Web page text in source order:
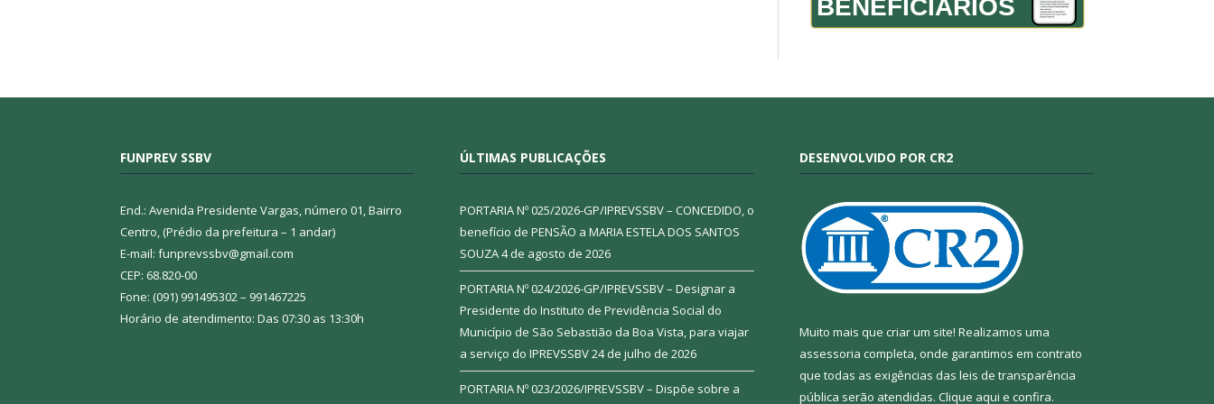
BENEFICIÁRIOS
FUNPREV SSBV
End.: Avenida Presidente Vargas, número 01, Bairro
Centro, (Prédio da prefeitura – 1 andar)
E-mail: funprevssbv@gmail.com
CEP: 68.820-00
Fone: (091) 991495302 – 991467225
Horário de atendimento: Das 07:30 as 13:30h
ÚLTIMAS PUBLICAÇÕES
PORTARIA Nº 025/2026-GP/IPREVSSBV – CONCEDIDO, o
benefício de PENSÃO a MARIA ESTELA DOS SANTOS
SOUZA4 de agosto de 2026
PORTARIA Nº 024/2026-GP/IPREVSSBV – Designar a
Presidente do Instituto de Previdência Social do
Município de São Sebastião da Boa Vista, para viajar
a serviço do IPREVSSBV24 de julho de 2026
PORTARIA Nº 023/2026/IPREVSSBV – Dispõe sobre a
DESENVOLVIDO POR CR2
Muito mais que criar um site! Realizamos uma
assessoria completa, onde garantimos em contrato
que todas as exigências das leis de transparência
pública serão atendidas. Clique aqui e confira.